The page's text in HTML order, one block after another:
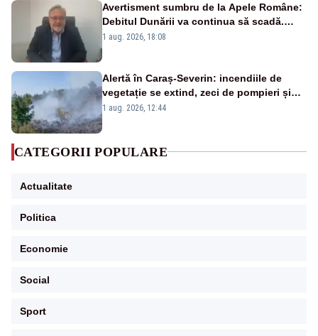
Avertisment sumbru de la Apele Române:
Debitul Dunării va continua să scadă.
Cernavodă s-ar putea închide în 4 zile
1 aug. 2026, 18:08
Alertă în Caraș-Severin: incendiile de
vegetație se extind, zeci de pompieri și
silvicultori se luptă cu flăcările - VIDEO
1 aug. 2026, 12:44
CATEGORII POPULARE
Actualitate
Politica
Economie
Social
Sport